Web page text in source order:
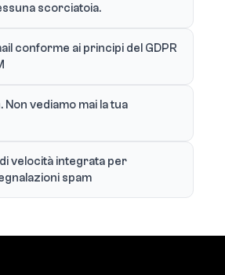
scorciatoia.
conforme ai principi del GDPR
Non vediamo mai la tua
velocità integrata per
spam